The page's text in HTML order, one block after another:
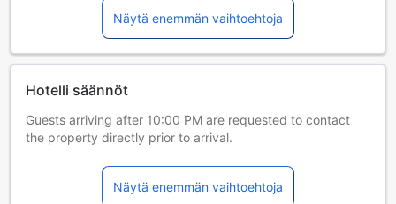
Näytä enemmän vaihtoehtoja
Hotelli säännöt
Guests arriving after 10:00 PM are requested to contact
the property directly prior to arrival.
Aamiainen tarjoillaan saapumisjärjestyksessä.
Lisäpalvelut ovat saatavilla lisämaksusta.
Näytä enemmän vaihtoehtoja